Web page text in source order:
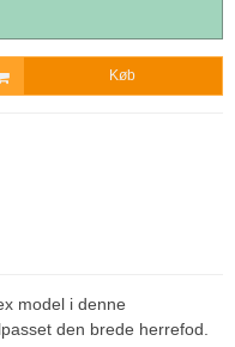
Køb
model i denne
den brede herrefod.